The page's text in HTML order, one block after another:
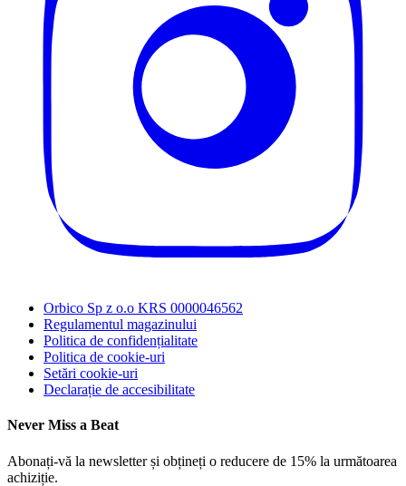
Orbico Sp z o.o KRS 0000046562
Regulamentul magazinului
Politica de confidențialitate
Politica de cookie-uri
Setări cookie-uri
Declarație de accesibilitate
Never Miss a Beat
Abonați-vă la newsletter și obțineți o reducere de 15% la următoarea
achiziție.